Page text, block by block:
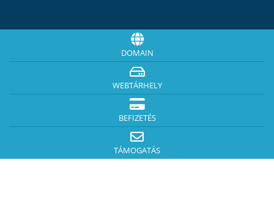
DOMAIN
WEBTÁRHELY
BEFIZETÉS
TÁMOGATÁS